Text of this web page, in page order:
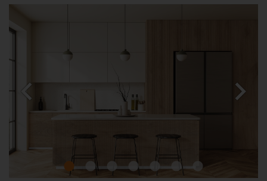
chevron_left chevron_right